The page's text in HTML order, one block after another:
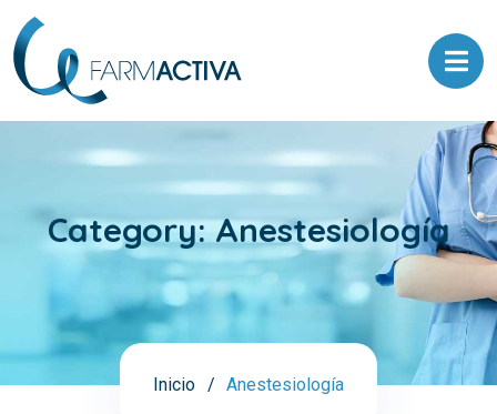
Category:Anestesiología
Inicio Anestesiología